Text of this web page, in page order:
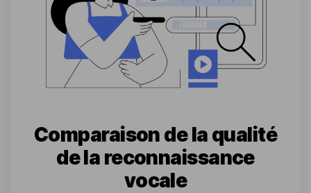
Comparaison de la qualité
de la reconnaissance
vocale